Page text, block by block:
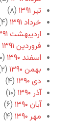
تیر ۱۳۹۱
(۸)
خرداد ۱۳۹۱
(۴)
اردیبهشت ۱۳۹۱
فروردین ۱۳۹۱
اسفند ۱۳۹۰
(۱۰)
بهمن ۱۳۹۰
(۲)
دی ۱۳۹۰
(۴)
آذر ۱۳۹۰
(۱۰)
آبان ۱۳۹۰
(۶)
مهر ۱۳۹۰
(۴)